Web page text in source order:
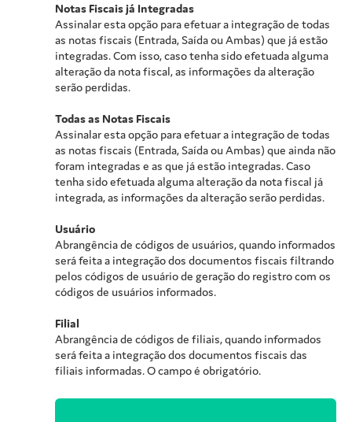
Notas Fiscais já Integradas
Assinalar esta opção para efetuar a integração de todas
as notas fiscais (Entrada, Saída ou Ambas) que já estão
integradas. Com isso, caso tenha sido efetuada alguma
alteração da nota fiscal, as informações da alteração
serão perdidas.
Todas as Notas Fiscais
Assinalar esta opção para efetuar a integração de todas
as notas fiscais (Entrada, Saída ou Ambas) que ainda não
foram integradas e as que já estão integradas. Caso
tenha sido efetuada alguma alteração da nota fiscal já
integrada, as informações da alteração serão perdidas.
Usuário
Abrangência de códigos de usuários, quando informados
será feita a integração dos documentos fiscais filtrando
pelos códigos de usuário de geração do registro com os
códigos de usuários informados.
Filial
Abrangência de códigos de filiais, quando informados
será feita a integração dos documentos fiscais das
filiais informadas. O campo é obrigatório.